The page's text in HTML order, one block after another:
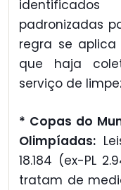
padronizadas
regra se
que haja
serviço de
* Copas do
Olimpíadas:
18.184 (ex-PL
tratam de